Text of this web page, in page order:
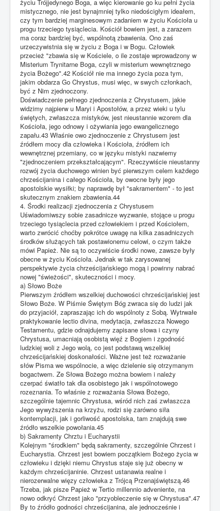
życiu Trójjedynego Boga, a więc kierowanie go ku pełni życia
mistycznego, nie jest bynajmniej tylko niedościgłym ideałem,
czy tym bardziej marginesowym zadaniem w życiu Kościoła u
progu trzeciego tysiąclecia. Kościół bowiem jest, a zarazem
ma coraz bardziej być, wspólnotą zbawienia. Ono zaś
urzeczywistnia się w życiu z Boga i w Bogu. Człowiek
przecież "zbawia się w Kościele, o ile zostaje wprowadzony w
Misterium Trynitarne Boga, czyli w misterium wewnętrznego
życia Bożego".42 Kościół nie ma innego życia poza tym,
jakim obdarza Go Chrystus, musi więc, w swych członkach,
być z Nim zjednoczony.
Doświadczenie pełnego zjednoczenia z Chrystusem, jakie
widzimy najpierw u Maryi i Apostołów, a przez wieki u tylu
świętych, zwłaszcza mistyków, jest nieustannie wzorem dla
Kościoła, jego odnowy i ożywiania jego ewangelicznego
zapału.43 Właśnie owo zjednoczenie z Chrystusem jest
źródłem mocy dla człowieka i Kościoła, źródłem ich
wewnętrznej przemiany, co w języku mistyki nazwiemy
"zjednoczeniem przekształcającym". Rzeczywiście nieustanny
rozwój życia duchowego winien być pierwszym celem każdego
chrześcijanina i całego Kościoła, by owocne były jego
apostolskie wysiłki; by naprawdę był "sakramentem" - to jest
skutecznym znakiem zbawienia.44
4. Środki realizacji zjednoczenia z Chrystusem
Uświadomiwszy sobie zasadnicze wyzwanie, stojące u progu
trzeciego tysiąclecia przed człowiekiem i przed Kościołem,
warto zwrócić choćby pokrótce uwagę na kilka zasadniczych
środków służących tak postawionemu celowi, o czym także
mówi Papież. Nie są to oczywiście środki nowe, zawsze były
obecne w życiu Kościoła. Jednak w tak zarysowanej
perspektywie życia chrześcijańskiego mogą i powinny nabrać
nowej "świeżości", skuteczności i mocy.
a) Słowo Boże
Pierwszym źródłem wszelkiej duchowości chrześcijańskiej jest
Słowo Boże. W Piśmie Świętym Bóg zwraca się do ludzi jak
do przyjaciół, zapraszając ich do wspólnoty z Sobą. Wytrwałe
praktykowanie lectio divina, medytacja, zwłaszcza Nowego
Testamentu, gdzie odnajdujemy zapisane słowa i czyny
Chrystusa, umacniają osobistą więź z Bogiem i zgodność
ludzkiej woli z Jego wolą, co jest podstawą wszelkiej
chrześcijańskiej doskonałości. Ważne jest też rozważanie
słów Pisma we wspólnocie, a więc dzielenie się otrzymanym
bogactwem. Ze Słowa Bożego można bowiem i należy
czerpać światło tak dla osobistego jak i wspólnotowego
rozeznania. To właśnie z rozważania Słowa Bożego,
szczególnie tajemnic Chrystusa, wśród nich zaś zwłaszcza
Jego wywyższenia na krzyżu, rodzi się zarówno siła
kontemplacji, jak i gorliwość apostolska, tam znajdują swe
źródło wszelkie powołania.45
b) Sakramenty Chrztu i Eucharystii
Kolejnym "środkiem" będą sakramenty, szczególnie Chrzest i
Eucharystia. Chrzest jest bowiem początkiem Bożego życia w
człowieku i dzięki niemu Chrystus staje się już obecny w
każdym chrześcijaninie. Chrzest ustanawia realne i
nierozerwalne więzy człowieka z Trójcą Przenajświętszą.46
Trzeba, jak pisze Papież w Tertio millennio adveniente, na
nowo odkryć Chrzest jako "przyobleczenie się w Chrystusa".47
By to źródło godności chrześcijanina, ale jednocześnie i